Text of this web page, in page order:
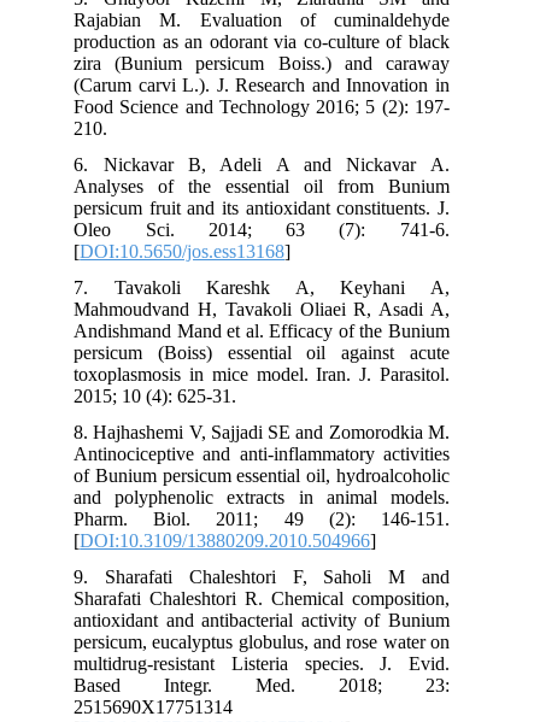
Rajabian M. Evaluation of cuminaldehyde
production as an odorant via co-culture of black
zira (Bunium persicum Boiss.) and caraway
(Carum carvi L.). J. Research and Innovation in
Food Science and Technology 2016; 5 (2): 197-
210.
6. Nickavar B, Adeli A and Nickavar A.
Analyses of the essential oil from Bunium
persicum fruit and its antioxidant constituents. J.
Oleo Sci. 2014; 63 (7): 741-6.
[DOI:10.5650/jos.ess13168
7. Tavakoli Kareshk A, Keyhani A,
Mahmoudvand H, Tavakoli Oliaei R, Asadi A,
Andishmand Mand et al. Efficacy of the Bunium
persicum (Boiss) essential oil against acute
toxoplasmosis in mice model. Iran. J. Parasitol.
2015; 10 (4): 625-31.
8. Hajhashemi V, Sajjadi SE and Zomorodkia M.
Antinociceptive and anti-inflammatory activities
of Bunium persicum essential oil, hydroalcoholic
and polyphenolic extracts in animal models.
Pharm. Biol. 2011; 49 (2): 146-151.
[DOI:10.3109/13880209.2010.504966
9. Sharafati Chaleshtori F, Saholi M and
Sharafati Chaleshtori R. Chemical composition,
antioxidant and antibacterial activity of Bunium
persicum, eucalyptus globulus, and rose water on
multidrug-resistant Listeria species. J. Evid.
Based Integr. Med. 2018; 23:
2515690X17751314